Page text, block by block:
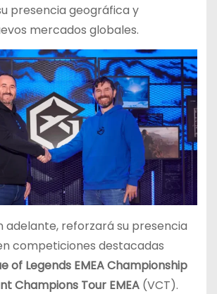
presencia geográfica y
mercados globales.
adelante, reforzará su presencia
competiciones destacadas
of Legends EMEA Championship
Champions Tour EMEA(VCT).